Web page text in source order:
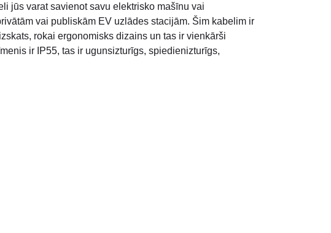
jūs varat savienot savu elektrisko mašīnu vai
vai publiskām EV uzlādes stacijām. Šim kabelim ir
rokai ergonomisks dizains un tas ir vienkārši
ir IP55, tas ir ugunsizturīgs, spiedienizturīgs,